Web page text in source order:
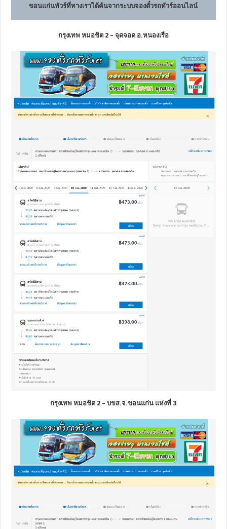
ขอนแก่นทัวร์ที่ทางเราได้ค้นจากระบบจองตั๋วรถทัวร์ออนไลน์
กรุงเทพ หมอชิต 2 – จุดจอด อ.หนองเรือ
กรุงเทพ หมอชิต 2 – บขส.จ.ขอนแก่น แห่งที่ 3